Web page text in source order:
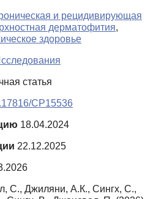
и рецидивирующая
дерматофития,
здоровье
статья
CP15536
18.04.2024
22.12.2025
С., Джиляни, А.К., Сингх, С.,